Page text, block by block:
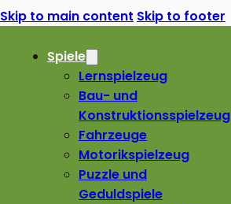
Skip to main content Skip to footer
Spiele
Lernspielzeug
Bau- und
Konstruktionsspielzeug
Fahrzeuge
Motorikspielzeug
Puzzle und
Geduldspiele